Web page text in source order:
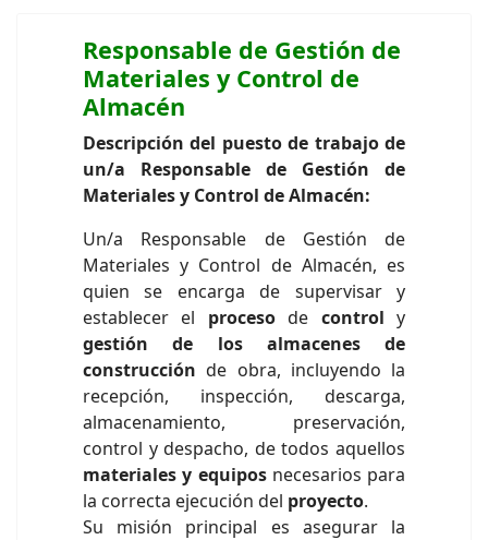
Responsable de Gestión de
Materiales y Control de
Almacén
Descripción del puesto de trabajo de
un/a Responsable de Gestión de
Materiales y Control de Almacén:
Un/a Responsable de Gestión de
Materiales y Control de Almacén, es
quien se encarga de supervisar y
establecer el procesode controly
gestión de los almacenes de
construcción de obra, incluyendo la
recepción, inspección, descarga,
almacenamiento, preservación,
control y despacho, de todos aquellos
materiales y equiposnecesarios para
la correcta ejecución del proyecto.
Su misión principal es asegurar la